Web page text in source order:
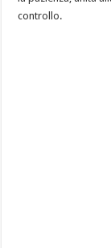
controllo.